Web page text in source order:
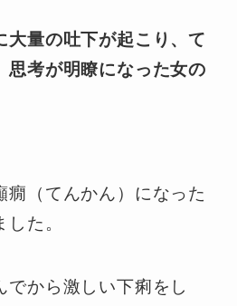
大量の吐下が起こり、て
思考が明瞭になった女の
癇（てんかん）になった
た。
でから激しい下痢をし